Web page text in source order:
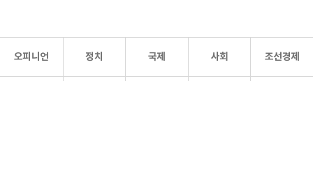
오피니언 정치 국제 사회 조선경제